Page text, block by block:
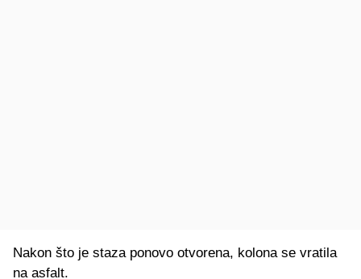
Nakon što je staza ponovo otvorena, kolona se vratila
na asfalt.